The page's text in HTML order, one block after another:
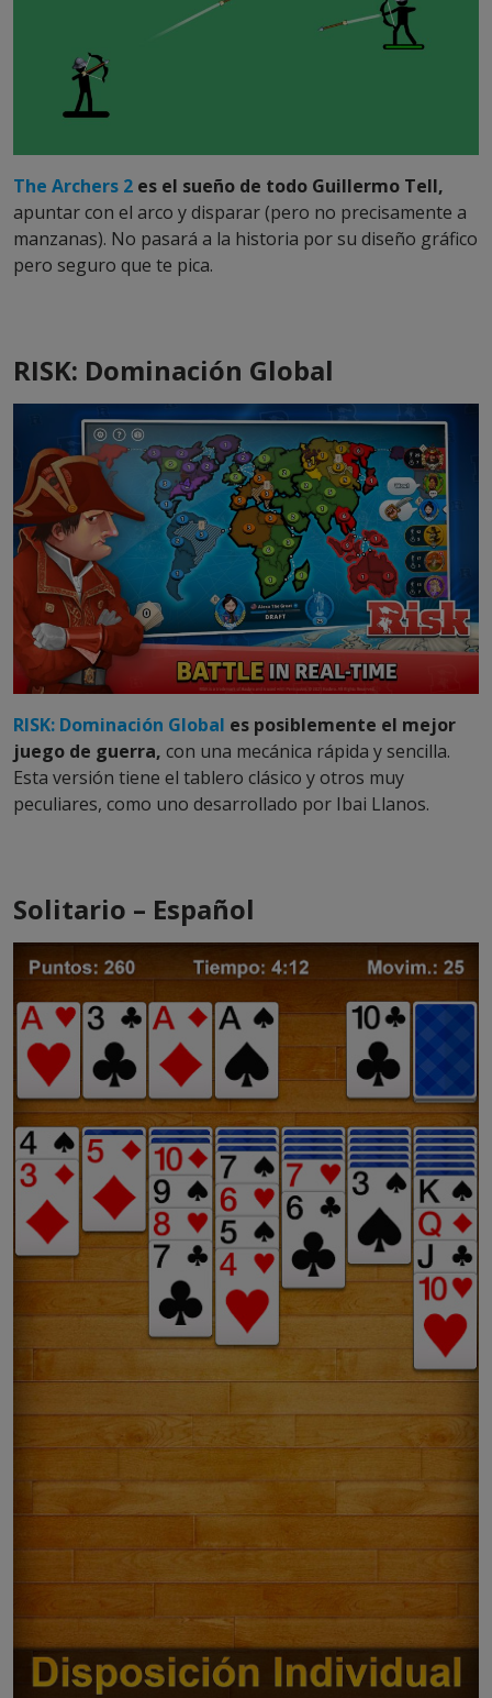
The Archers 2 es el sueño de todo Guillermo Tell,
apuntar con el arco y disparar (pero no precisamente a
manzanas). No pasará a la historia por su diseño gráfico
pero seguro que te pica.
RISK: Dominación Global
RISK: Dominación Global es posiblemente el mejor
juego de guerra, con una mecánica rápida y sencilla.
Esta versión tiene el tablero clásico y otros muy
peculiares, como uno desarrollado por Ibai Llanos.
Solitario – Español